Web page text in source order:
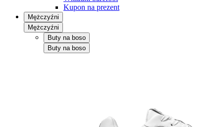
Kupon na prezent
Mężczyźni
Mężczyźni
Buty na boso
Buty na boso